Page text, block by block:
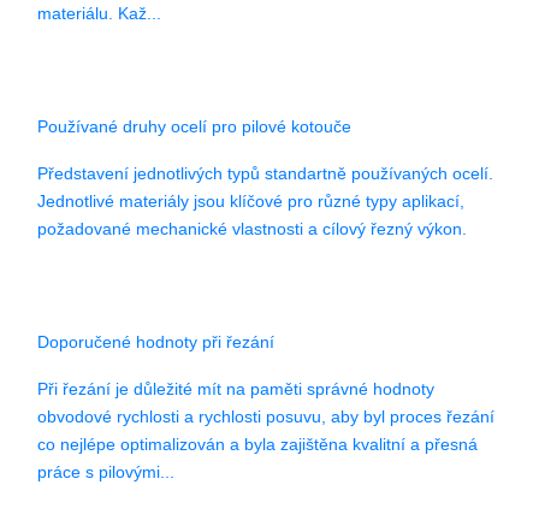
materiálu. Kaž...
Používané druhy ocelí pro pilové kotouče
Představení jednotlivých typů standartně používaných ocelí.
Jednotlivé materiály jsou klíčové pro různé typy aplikací,
požadované mechanické vlastnosti a cílový řezný výkon.
Doporučené hodnoty při řezání
Při řezání je důležité mít na paměti správné hodnoty
obvodové rychlosti a rychlosti posuvu, aby byl proces řezání
co nejlépe optimalizován a byla zajištěna kvalitní a přesná
práce s pilovými...